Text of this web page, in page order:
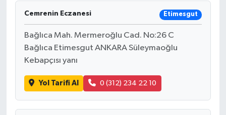
Cemrenin Eczanesi Etimesgut
Bağlıca Mah. Mermeroğlu Cad. No:26 C
Bağlıca Etimesgut ANKARA Süleymaoğlu
Kebapçısı yanı
Yol Tarifi Al 0 (312) 234 22 10